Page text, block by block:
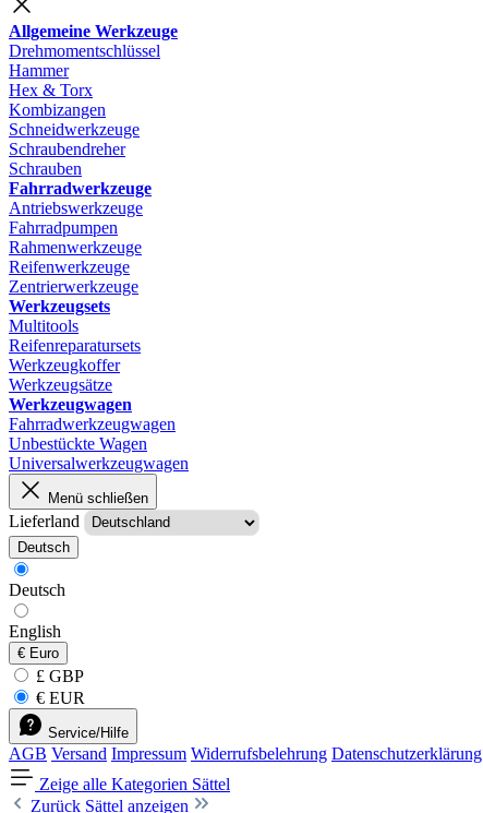
Allgemeine Werkzeuge
Drehmomentschlüssel
Hammer
Hex & Torx
Kombizangen
Schneidwerkzeuge
Schraubendreher
Schrauben
Fahrradwerkzeuge
Antriebswerkzeuge
Fahrradpumpen
Rahmenwerkzeuge
Reifenwerkzeuge
Zentrierwerkzeuge
Werkzeugsets
Multitools
Reifenreparatursets
Werkzeugkoffer
Werkzeugsätze
Werkzeugwagen
Fahrradwerkzeugwagen
Unbestückte Wagen
Universalwerkzeugwagen
Menü schließen
Lieferland
Deutsch
Deutsch
English
€ Euro
£ GBP
€ EUR
Service/Hilfe
AGB Versand Impressum Widerrufsbelehrung Datenschutzerklärung
Zeige alle Kategorien Sättel
Zurück Sättel anzeigen